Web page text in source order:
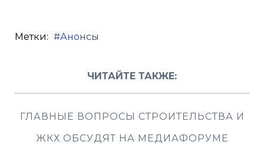
Метки: Анонсы
ЧИТАЙТЕ ТАКЖЕ:
ГЛАВНЫЕ ВОПРОСЫ СТРОИТЕЛЬСТВА И
ЖКХ ОБСУДЯТ НА МЕДИАФОРУМЕ